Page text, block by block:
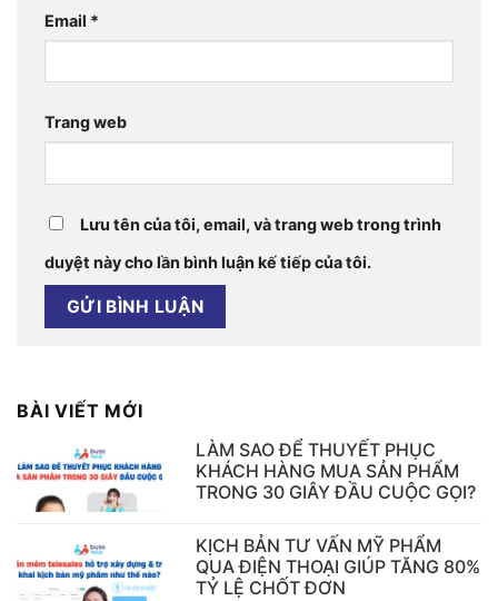
Email *
Trang web
Lưu tên của tôi, email, và trang web trong trình
duyệt này cho lần bình luận kế tiếp của tôi.
BÀI VIẾT MỚI
LÀM SAO ĐỂ THUYẾT PHỤC
KHÁCH HÀNG MUA SẢN PHẨM
TRONG 30 GIÂY ĐẦU CUỘC GỌI?
KỊCH BẢN TƯ VẤN MỸ PHẨM
QUA ĐIỆN THOẠI GIÚP TĂNG 80%
TỶ LỆ CHỐT ĐƠN